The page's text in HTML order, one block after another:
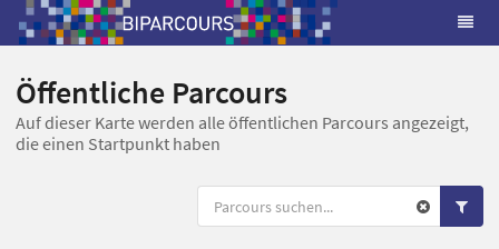
Öffentliche Parcours
Auf dieser Karte werden alle öffentlichen Parcours angezeigt,
die einen Startpunkt haben